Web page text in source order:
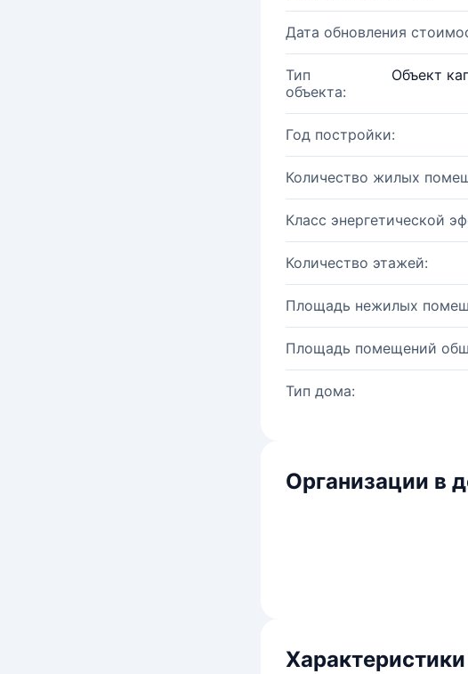
Дата обновления
Тип
объекта:
Объект
Год постройки:
Количество жилых
Класс энергетической
Количество этажей:
Площадь нежилых
Площадь помещений
Тип дома:
Организации в
Характеристики